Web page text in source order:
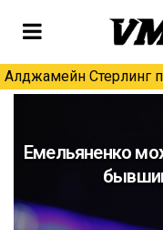
Алджамейн Стерлинг
Емельяненко